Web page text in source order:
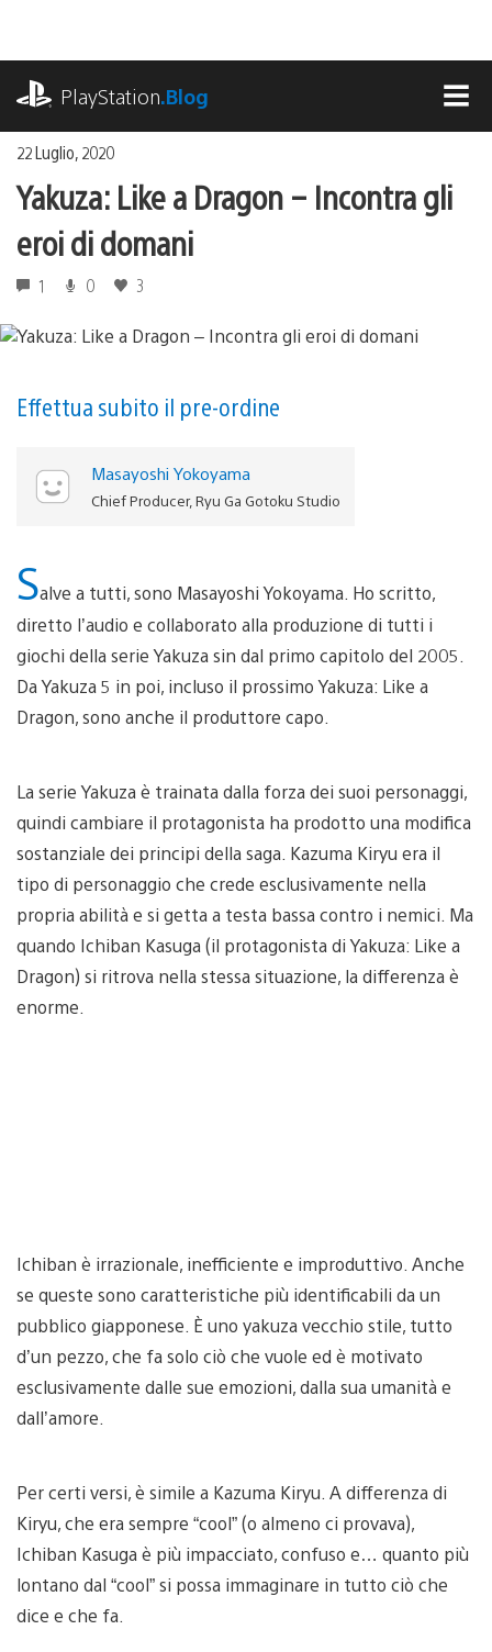
contenuto
PlayStation.Blog
22 Luglio, 2020
Yakuza: Like a Dragon – Incontra gli
eroi di domani
1 0 3
Effettua subito il pre-ordine
Masayoshi Yokoyama
Chief Producer, Ryu Ga Gotoku Studio
Salve a tutti, sono Masayoshi Yokoyama. Ho scritto,
diretto l’audio e collaborato alla produzione di tutti i
giochi della serie Yakuza sin dal primo capitolo del 2005.
Da Yakuza 5 in poi, incluso il prossimo Yakuza: Like a
Dragon, sono anche il produttore capo.
La serie Yakuza è trainata dalla forza dei suoi personaggi,
quindi cambiare il protagonista ha prodotto una modifica
sostanziale dei principi della saga. Kazuma Kiryu era il
tipo di personaggio che crede esclusivamente nella
propria abilità e si getta a testa bassa contro i nemici. Ma
quando Ichiban Kasuga (il protagonista di Yakuza: Like a
Dragon) si ritrova nella stessa situazione, la differenza è
enorme.
Ichiban è irrazionale, inefficiente e improduttivo. Anche
se queste sono caratteristiche più identificabili da un
pubblico giapponese. È uno yakuza vecchio stile, tutto
d’un pezzo, che fa solo ciò che vuole ed è motivato
esclusivamente dalle sue emozioni, dalla sua umanità e
dall’amore.
Per certi versi, è simile a Kazuma Kiryu. A differenza di
Kiryu, che era sempre “cool” (o almeno ci provava),
Ichiban Kasuga è più impacciato, confuso e… quanto più
lontano dal “cool” si possa immaginare in tutto ciò che
dice e che fa.